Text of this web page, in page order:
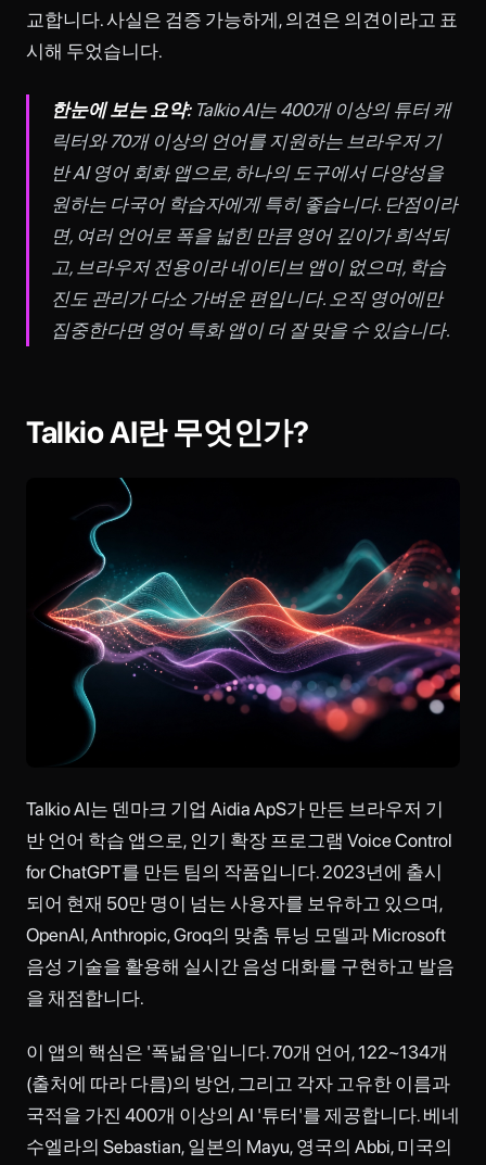
교합니다. 사실은 검증 가능하게, 의견은 의견이라고 표
시해 두었습니다.
한눈에 보는 요약:Talkio AI는 400개 이상의 튜터 캐
릭터와 70개 이상의 언어를 지원하는 브라우저 기
반 AI 영어 회화 앱으로, 하나의 도구에서 다양성을
원하는 다국어 학습자에게 특히 좋습니다. 단점이라
면, 여러 언어로 폭을 넓힌 만큼 영어 깊이가 희석되
고, 브라우저 전용이라 네이티브 앱이 없으며, 학습
진도 관리가 다소 가벼운 편입니다. 오직 영어에만
집중한다면 영어 특화 앱이 더 잘 맞을 수 있습니다.
Talkio AI란 무엇인가?
Talkio AI는 덴마크 기업 Aidia ApS가 만든 브라우저 기
반 언어 학습 앱으로, 인기 확장 프로그램 Voice Control
for ChatGPT를 만든 팀의 작품입니다. 2023년에 출시
되어 현재 50만 명이 넘는 사용자를 보유하고 있으며,
OpenAI, Anthropic, Groq의 맞춤 튜닝 모델과 Microsoft
음성 기술을 활용해 실시간 음성 대화를 구현하고 발음
을 채점합니다.
이 앱의 핵심은 '폭넓음'입니다. 70개 언어, 122~134개
(출처에 따라 다름)의 방언, 그리고 각자 고유한 이름과
국적을 가진 400개 이상의 AI '튜터'를 제공합니다. 베네
수엘라의 Sebastian, 일본의 Mayu, 영국의 Abbi, 미국의